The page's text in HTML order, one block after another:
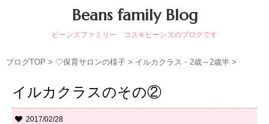
Beans family Blog
ビーンズファミリー コスギビーンズのブログです
ブログTOP > ♡保育サロンの様子 > イルカクラス・2歳～2歳半 >
イルカクラスのその②
2017/02/28